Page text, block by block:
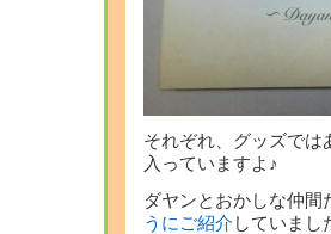
それぞれ、グッズでは
入っていますよ♪
ダヤンとおかしな仲
うにご紹介 していまし